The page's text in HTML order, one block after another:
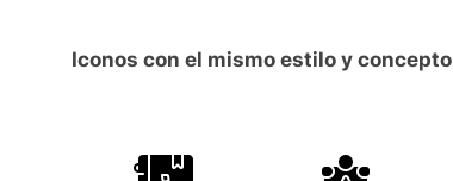
Iconos con el mismo estilo y concepto